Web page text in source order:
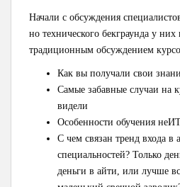
Начали с обсуждения
но технического бекграунда у
традиционным обсуждением
Как вы получали свои
Самые забавные случаи на
видели
Особенности обучения
С чем связан тренд входа в
специальностей? Только
деньги в айти, или лучше